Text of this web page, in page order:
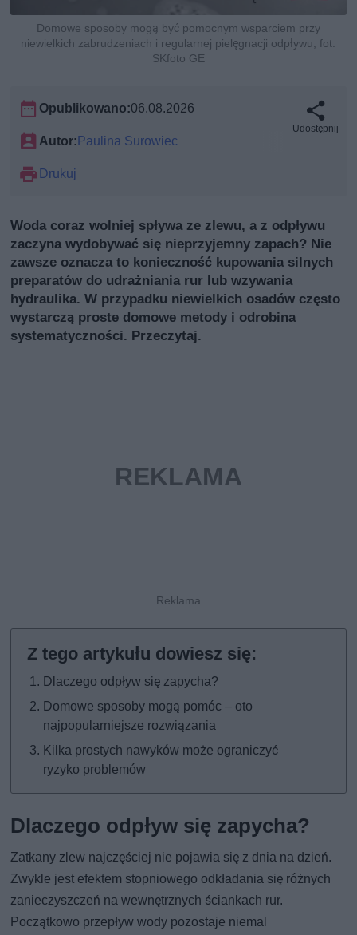
Domowe sposoby mogą być pomocnym wsparciem przy
niewielkich zabrudzeniach i regularnej pielęgnacji odpływu, fot.
SKfoto GE
Opublikowano:06.08.2026
Autor:Paulina Surowiec
Drukuj
Udostępnij
Woda coraz wolniej spływa ze zlewu, a z odpływu
zaczyna wydobywać się nieprzyjemny zapach? Nie
zawsze oznacza to konieczność kupowania silnych
preparatów do udrażniania rur lub wzywania
hydraulika. W przypadku niewielkich osadów często
wystarczą proste domowe metody i odrobina
systematyczności. Przeczytaj.
Dlaczego odpływ się zapycha?
Domowe sposoby mogą pomóc – oto
najpopularniejsze rozwiązania
Kilka prostych nawyków może ograniczyć
ryzyko problemów
Dlaczego odpływ się zapycha?
Zatkany zlew najczęściej nie pojawia się z dnia na dzień.
Zwykle jest efektem stopniowego odkładania się różnych
zanieczyszczeń na wewnętrznych ściankach rur.
Początkowo przepływ wody pozostaje niemal